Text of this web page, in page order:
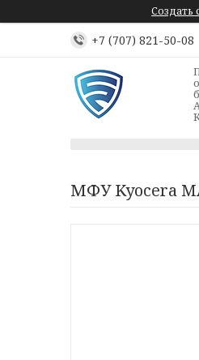
Создать
+7 (707) 821-50-08
МФУ Kyocera